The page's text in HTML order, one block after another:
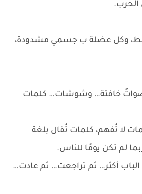
الحرب.
وكل عضلة ب جسمي مشدودة،
أصواتٌ خافتة… وشوشات… كلمات
تُفهم، كلمات تُقال بلغة
لم تكن يومًا للناس.
أكثر… ثم تراجعت… ثم عادت…